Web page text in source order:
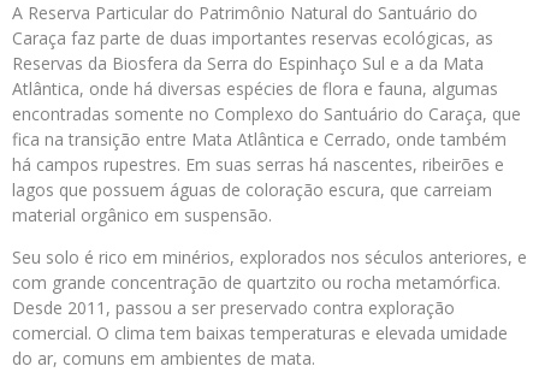
A Reserva Particular do Patrimônio Natural do Santuário do
Caraça faz parte de duas importantes reservas ecológicas, as
Reservas da Biosfera da Serra do Espinhaço Sul e a da Mata
Atlântica, onde há diversas espécies de flora e fauna, algumas
encontradas somente no Complexo do Santuário do Caraça, que
fica na transição entre Mata Atlântica e Cerrado, onde também
há campos rupestres. Em suas serras há nascentes, ribeirões e
lagos que possuem águas de coloração escura, que carreiam
material orgânico em suspensão.
Seu solo é rico em minérios, explorados nos séculos anteriores, e
com grande concentração de quartzito ou rocha metamórfica.
Desde 2011, passou a ser preservado contra exploração
comercial. O clima tem baixas temperaturas e elevada umidade
do ar, comuns em ambientes de mata.